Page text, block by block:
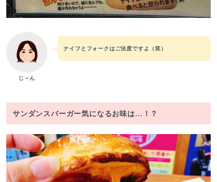
じ～ん
ナイフとフォークはご法度ですよ（笑）
サンダンスバーガー気になるお味は…！？